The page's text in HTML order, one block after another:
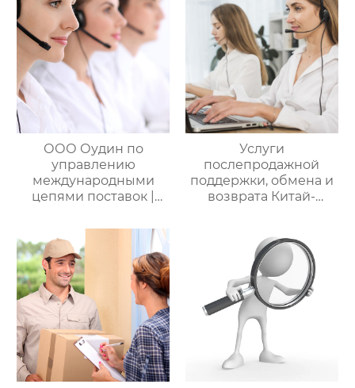
цепями поставок
ООО Оудин по
управлению
международными
цепями поставок |
услуги для полного
цикла
посреднических
закупок Китай-Россия
Услуги
послепродажной
поддержки, обмена и
возврата Китай-
международными
цепями поставок